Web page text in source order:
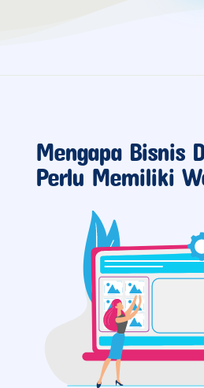
Mengapa Bisnis
Perlu Memiliki